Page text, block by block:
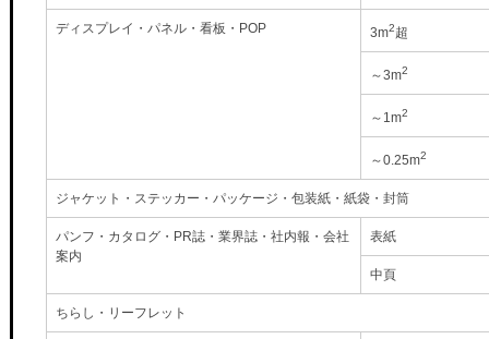
ディスプレイ・パネル・看板・POP 3m2超
～3m2
～1m2
～0.25m2
ジャケット・ステッカー・パッケージ・包装紙・紙袋・封筒
パンフ・カタログ・PR誌・業界誌・社内報・会社
案内
表紙
中頁
ちらし・リーフレット